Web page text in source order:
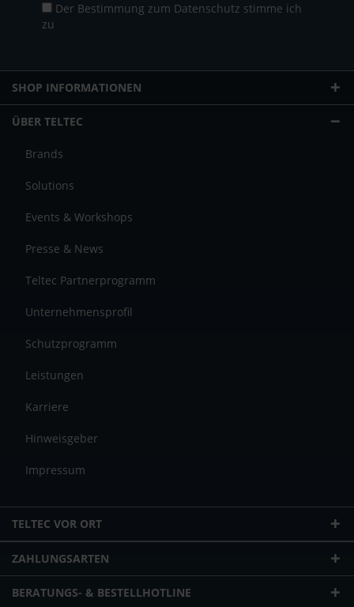
Der Bestimmung zum Datenschutz stimme ich
zu
SHOP INFORMATIONEN
ÜBER TELTEC
Brands
Solutions
Events & Workshops
Presse & News
Teltec Partnerprogramm
Unternehmensprofil
Schutzprogramm
Leistungen
Karriere
Hinweisgeber
Impressum
TELTEC VOR ORT
ZAHLUNGSARTEN
BERATUNGS- & BESTELLHOTLINE